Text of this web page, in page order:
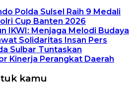
Polda Sulsel Raih 9 Medali
Cup Banten 2026
IKWI: Menjaga Melodi Budaya
Solidaritas Insan Pers
Sulbar Tuntaskan
Kinerja Perangkat Daerah
kamu